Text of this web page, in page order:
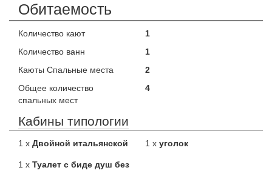
Обитаемость
Количество кают
1
Количество ванн
1
Каюты Спальные места
2
Общее количество
спальных мест
4
Кабины типологии
1 x Двойной итальянской 1 x уголок
1 x Туалет с биде душ без